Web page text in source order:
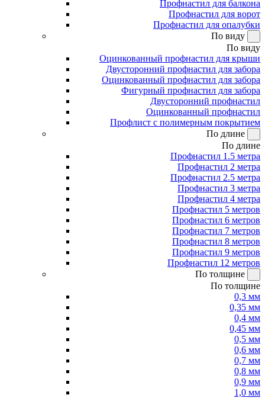
Профнастил для балкона
Профнастил для ворот
Профнастил для опалубки
По виду
По виду
Оцинкованный профнастил для крыши
Двусторонний профнастил для забора
Оцинкованный профнастил для забора
Фигурный профнастил для забора
Двусторонний профнастил
Оцинкованный профнастил
Профлист с полимерным покрытием
По длине
По длине
Профнастил 1.5 метра
Профнастил 2 метра
Профнастил 2.5 метра
Профнастил 3 метра
Профнастил 4 метра
Профнастил 5 метров
Профнастил 6 метров
Профнастил 7 метров
Профнастил 8 метров
Профнастил 9 метров
Профнастил 12 метров
По толщине
По толщине
0,3 мм
0,35 мм
0,4 мм
0,45 мм
0,5 мм
0,6 мм
0,7 мм
0,8 мм
0,9 мм
1,0 мм